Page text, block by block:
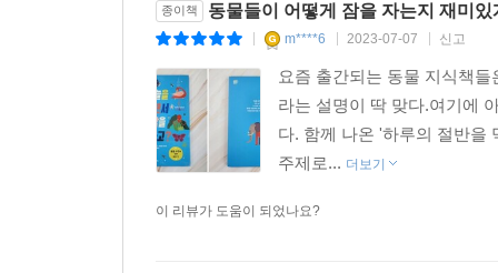
종이책 동물들이 어떻게 잠을 자는지 재미
m****6 2023-07-07 신고
요즘 출간되는 동물 지식책
라는 설명이 딱 맞다.여기에
다. 함께 나온 '하루의 절반을
주제로... 더보기
이 리뷰가 도움이 되었나요?